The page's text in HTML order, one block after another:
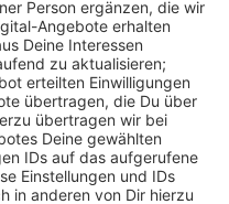
Nachmittag viele
bei vielen Händlern
zurückgeblieben.
von einem
im Vergleich
schwierigen Welt-
Kunden sehr